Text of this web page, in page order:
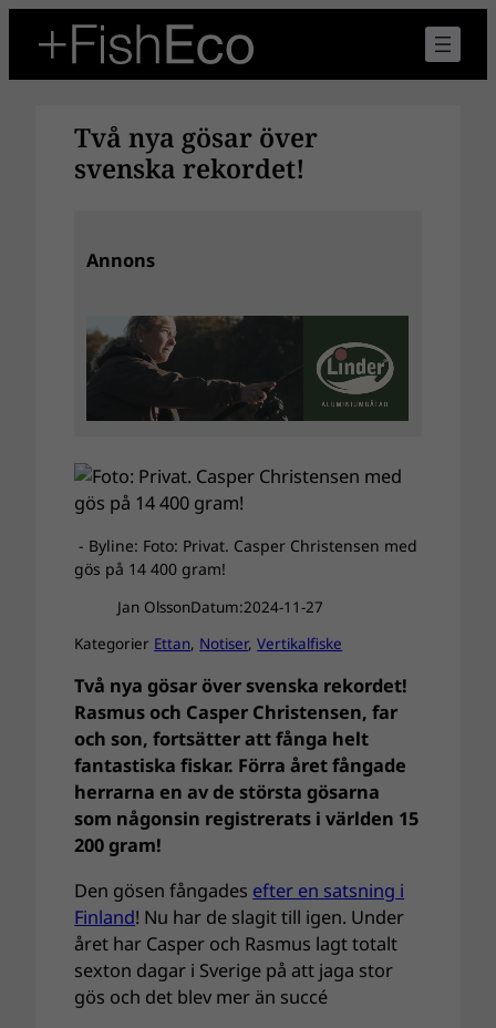
innehåll
Två nya gösar över
svenska rekordet!
Annons
- Byline: Foto: Privat. Casper Christensen med
gös på 14 400 gram!
Jan OlssonDatum:2024-11-27
Kategorier Ettan, Notiser, Vertikalfiske
Två nya gösar över svenska rekordet!
Rasmus och Casper Christensen, far
och son, fortsätter att fånga helt
fantastiska fiskar. Förra året fångade
herrarna en av de största gösarna
som någonsin registrerats i världen 15
200 gram!
Den gösen fångades efter en satsning i
Finland! Nu har de slagit till igen. Under
året har Casper och Rasmus lagt totalt
sexton dagar i Sverige på att jaga stor
gös och det blev mer än succé